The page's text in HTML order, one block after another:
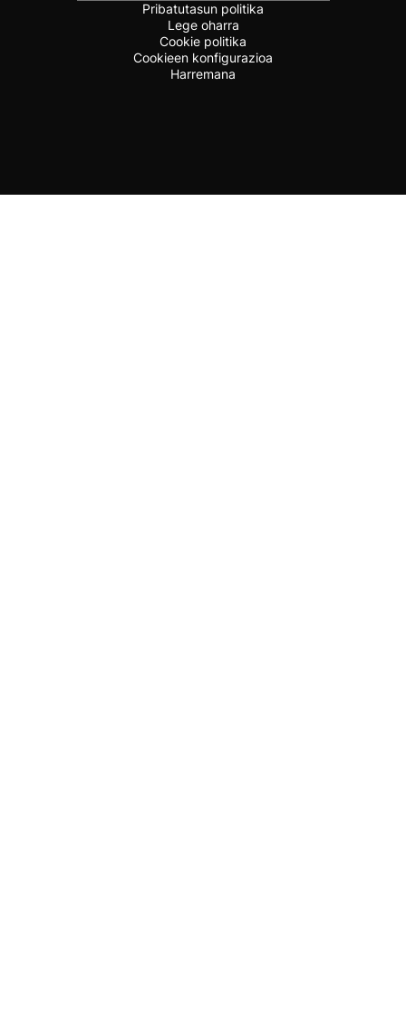
Pribatutasun politika
Lege oharra
Cookie politika
Cookieen konfigurazioa
Harremana